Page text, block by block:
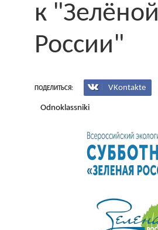
к "Зелёной
России"
ПОДЕЛИТЬСЯ: VKontakte
Odnoklassniki